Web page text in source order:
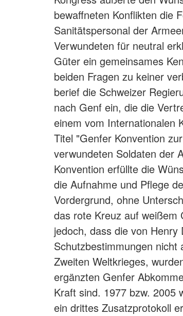
bewaffneten Konflikten die
Sanitätspersonal der
Verwundeten für neutral
Güter ein gemeinsames
beiden Fragen zu keiner
berief die Schweizer
nach Genf ein, die die
einem vom Internationalen
Titel "Genfer Konvention
verwundeten Soldaten der
Konvention erfüllte die
die Aufnahme und Pflege
Vordergrund, ohne
das rote Kreuz auf weißem
jedoch, dass die von
Schutzbestimmungen
Zweiten Weltkrieges,
ergänzten Genfer
Kraft sind. 1977 bzw. 2005
ein drittes Zusatzprotokoll